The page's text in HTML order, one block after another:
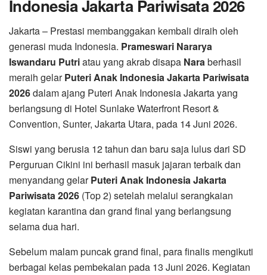
Indonesia Jakarta Pariwisata 2026
Jakarta – Prestasi membanggakan kembali diraih oleh
generasi muda Indonesia. Prameswari Nararya
Iswandaru Putriatau yang akrab disapa Naraberhasil
meraih gelarPuteri Anak Indonesia Jakarta Pariwisata
2026dalam ajang Puteri Anak Indonesia Jakarta yang
berlangsung di Hotel Sunlake Waterfront Resort &
Convention, Sunter, Jakarta Utara, pada 14 Juni 2026.
Siswi yang berusia 12 tahun dan baru saja lulus dari SD
Perguruan Cikini ini berhasil masuk jajaran terbaik dan
menyandang gelarPuteri Anak Indonesia Jakarta
Pariwisata 2026 (Top 2) setelah melalui serangkaian
kegiatan karantina dan grand final yang berlangsung
selama dua hari.
Sebelum malam puncak grand final, para finalis mengikuti
berbagai kelas pembekalan pada 13 Juni 2026. Kegiatan